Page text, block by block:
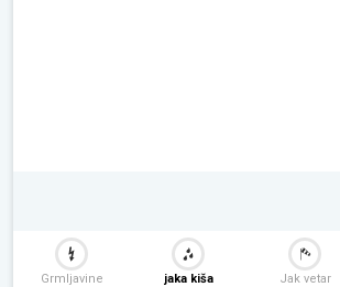
Grmljavine jaka kiša Jak vetar